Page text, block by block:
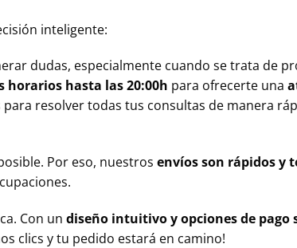
inteligente:
dudas, especialmente cuando se trata de
hasta las 20:00h para ofrecerte una
resolver todas tus consultas de manera
Por eso, nuestros envíos son rápidos y
Con un diseño intuitivo y opciones de pago
clics y tu pedido estará en camino!